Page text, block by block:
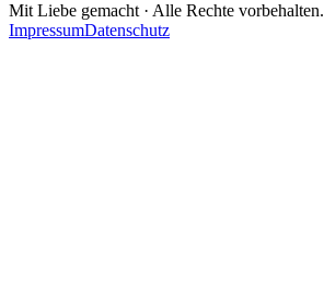
Mit Liebe gemacht · Alle Rechte vorbehalten.
ImpressumDatenschutz